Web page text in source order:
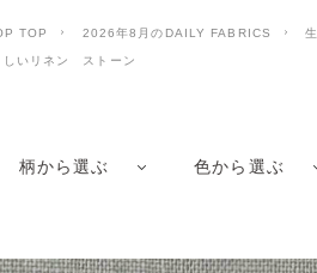
TOP 2026年8月のDAILY FABRICS
しいリネン ストーン
柄から選ぶ 色から選ぶ